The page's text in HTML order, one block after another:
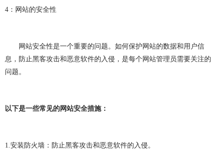
4 ：网站的安全性
网站安全性是一个重要的问题。如何保护网站的数据和用户信
息，防止黑客攻击和恶意软件的入侵，是每个网站管理员需要关注的
问题。
以下是一些常见的网站安全措施：
1.安装防火墙：防止黑客攻击和恶意软件的入侵。